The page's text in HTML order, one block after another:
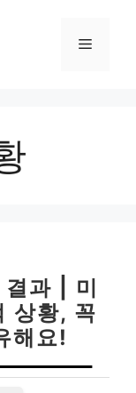
메
과 | 미
상황, 꼭
해요!